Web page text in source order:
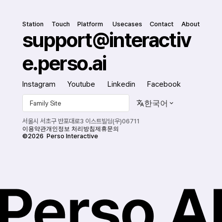
도입문의
support@interactiv
e.perso.ai
Instagram Youtube Linkedin Facebook
Family Site 한국어
서울시 서초구 반포대로3 이스트빌딩(우)06711
이용약관개인정보 처리방침제휴문의
©2026  Perso Interactive
Station Touch Platform Usecases Contact About